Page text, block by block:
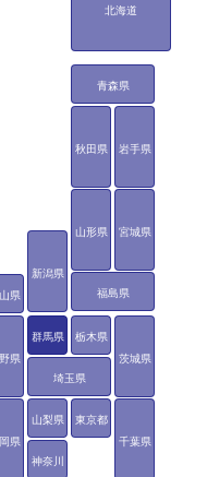
北海道
青森県
岩手県
宮城県
秋田県
山形県
福島県
茨城県
栃木県
群馬県
埼玉県
千葉県
東京都
神奈川
新潟県
県
山梨県
県
県